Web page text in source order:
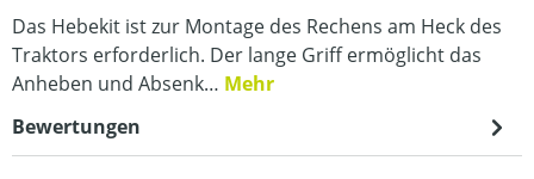
Das Hebekit ist zur Montage des Rechens am Heck des
Traktors erforderlich. Der lange Griff ermöglicht das
Anheben und Absenk… Mehr
Bewertungen